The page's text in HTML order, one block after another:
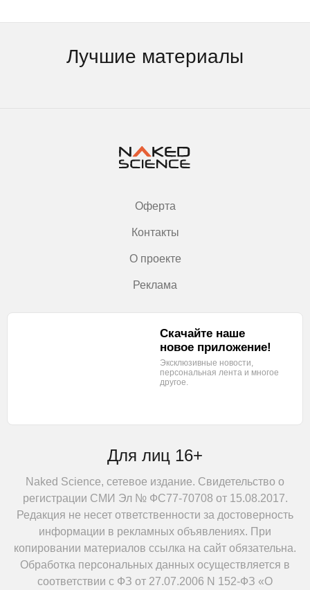
Лучшие материалы
Оферта
Контакты
О проекте
Реклама
Для лиц 16+
Naked Science, сетевое издание. Свидетельство о
регистрации СМИ Эл № ФС77-70708 от 15.08.2017.
Редакция не несет ответственности за достоверность
информации в рекламных объявлениях. При
копировании материалов ссылка на сайт обязательна.
Обработка персональных данных осуществляется в
соответствии с ФЗ от 27.07.2006 N 152-ФЗ «О
Скачайте наше
новое приложение!
Эксклюзивные новости,
персональная лента и многое
другое.